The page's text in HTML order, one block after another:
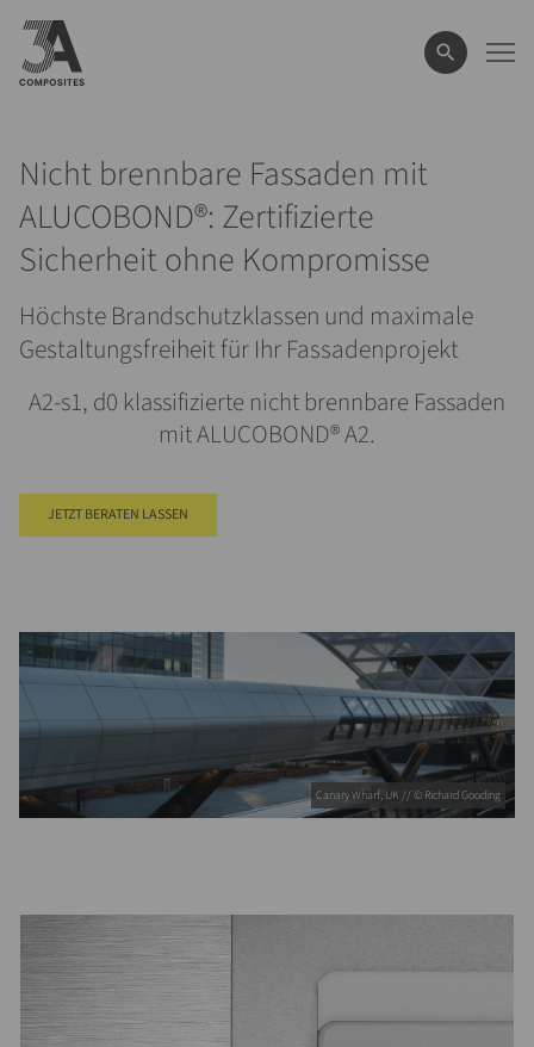
eingeben
Nicht brennbare Fassaden mit
ALUCOBOND®: Zertifizierte
Sicherheit ohne Kompromisse
Höchste Brandschutz­klassen und maximale
Gestaltungsfreiheit für Ihr Fassadenprojekt
A2-s1, d0 klassifizierte nicht brennbare Fassaden
mit ALUCOBOND® A2.
JETZT BERATEN LASSEN
Canary Wharf, UK // © Richard Gooding